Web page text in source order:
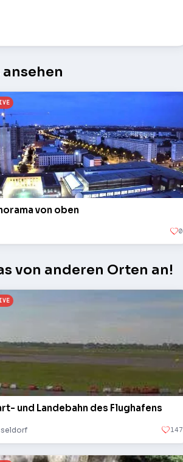
von oben
0
von anderen Orten an!
und Landebahn des Flughafens
147